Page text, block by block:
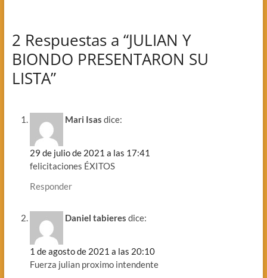
2 Respuestas a “JULIAN Y
BIONDO PRESENTARON SU
LISTA”
Mari Isas dice:
29 de julio de 2021 a las 17:41
felicitaciones ÉXITOS
Responder
Daniel tabieres dice:
1 de agosto de 2021 a las 20:10
Fuerza julian proximo intendente